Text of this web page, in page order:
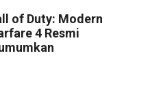
of Duty: Modern
4 Resmi